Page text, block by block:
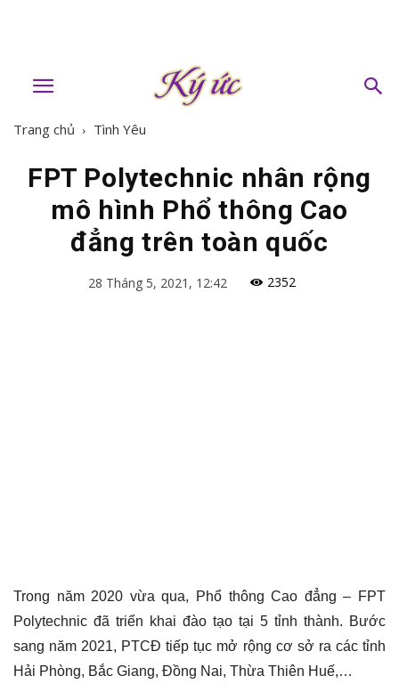
Trang chủ Tình Yêu
FPT Polytechnic nhân rộng
mô hình Phổ thông Cao
đẳng trên toàn quốc
28 Tháng 5, 2021, 12:42 2352
Trong năm 2020 vừa qua, Phổ thông Cao đẳng – FPT
Polytechnic đã triển khai đào tạo tại 5 tỉnh thành. Bước
sang năm 2021, PTCĐ tiếp tục mở rộng cơ sở ra các tỉnh
Hải Phòng, Bắc Giang, Đồng Nai, Thừa Thiên Huế,…